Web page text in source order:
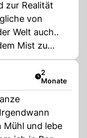
zur Realität
von
Welt auch..
Mist zu
Artikel
2
Monate
Mühl und lebe